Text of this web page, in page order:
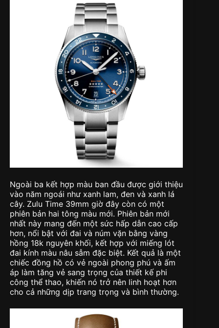
Ngoài ba kết hợp màu ban đầu được giới thiệu
vào năm ngoái như xanh lam, đen và xanh lá
cây. Zulu Time 39mm giờ đây còn có một
phiên bản hai tông màu mới. Phiên bản mới
nhất này mang đến một sức hấp dẫn cao cấp
hơn, nổi bật với đai và núm vặn bằng vàng
hồng 18k nguyên khối, kết hợp với miếng lót
đai kính màu nâu sẫm đặc biệt. Kết quả là một
chiếc đồng hồ có vẻ ngoài phong phú và ấm
áp làm tăng vẻ sang trọng của thiết kế phi
công thể thao, khiến nó trở nên linh hoạt hơn
cho cả những dịp trang trọng và bình thường.